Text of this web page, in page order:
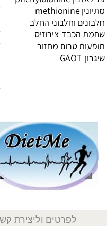
מתיונין methionine
חלבונים וחלבוני החלב
שחמת הכבד-צירוזיס
תופעות טרום מחזור
שיגרון-GAOT
לפרטים וליצירת קשר בנייד: